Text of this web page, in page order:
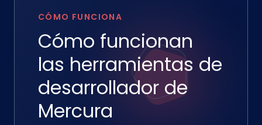
CÓMO FUNCIONA
Cómo funcionan
las herramientas de
desarrollador de
Mercura